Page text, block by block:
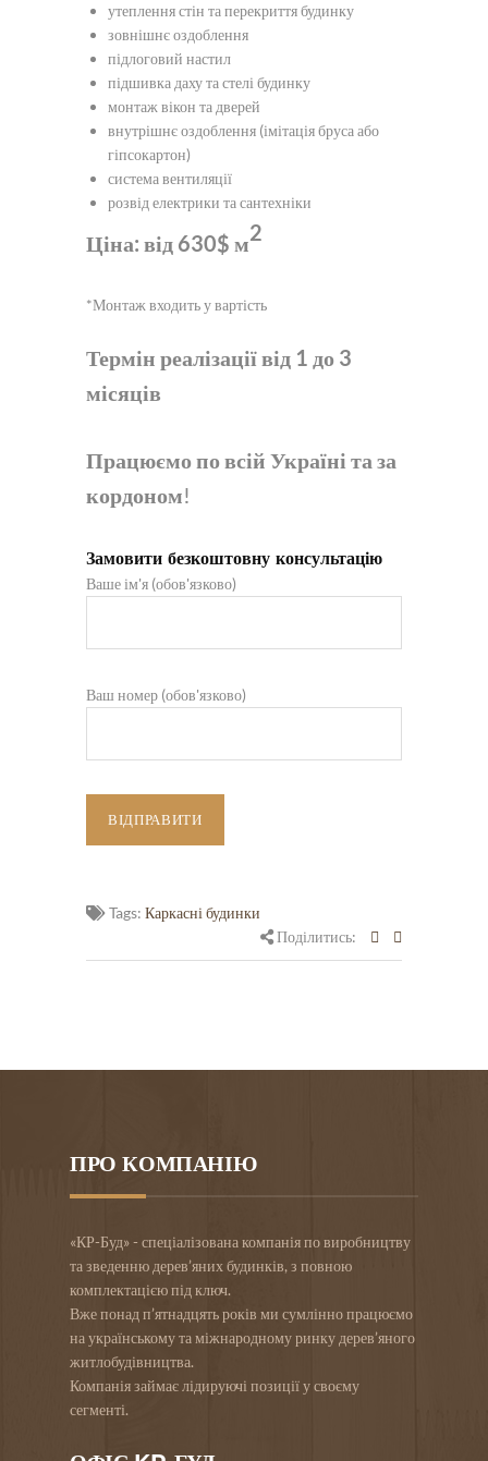
утеплення стін та перекриття будинку
зовнішнє оздоблення
підлоговий настил
підшивка даху та стелі будинку
монтаж вікон та дверей
внутрішнє оздоблення (імітація бруса або
гіпсокартон)
система вентиляції
розвід електрики та сантехніки
Ціна: від 630$ м2
*Монтаж входить у вартість
Термін реалізації від 1 до 3
місяців
Працюємо по всій Україні та за
кордоном!
Замовити безкоштовну консультацію
Ваше ім'я (обов'язково)
Ваш номер (обов'язково)
Tags: Каркасні будинки
Поділитись:
ПРО КОМПАНІЮ
«КР-Буд» - спеціалізована компанія по виробництву
та зведенню дерев’яних будинків, з повною
комплектацією під ключ.
Вже понад п’ятнадцять років ми сумлінно працюємо
на українському та міжнародному ринку дерев’яного
житлобудівництва.
Компанія займає лідируючі позиції у своєму
сегменті.